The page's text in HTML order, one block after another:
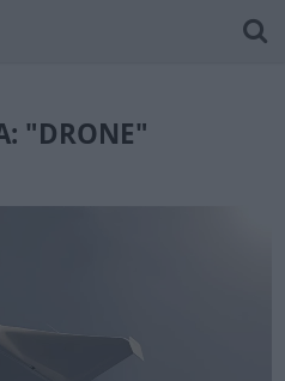
"DRONE"